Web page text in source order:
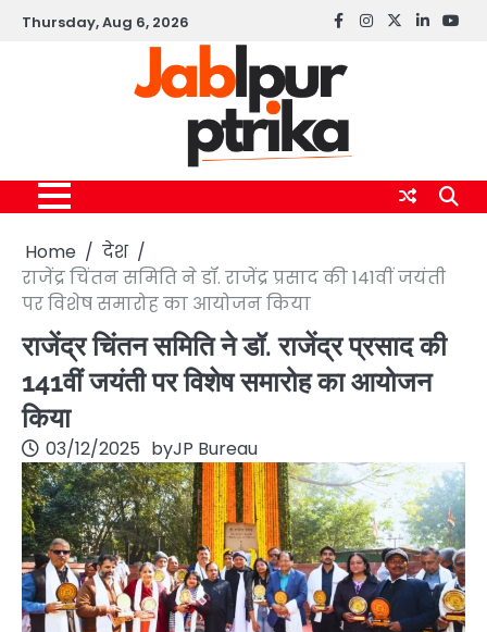
SkipThursday, Aug 6, 2026 Facebook
instagram
twitterlinkedin
Home
देश
राजेंद्र चिंतन समिति ने डॉ. राजेंद्र प्रसाद की 141वीं जयंती
पर विशेष समारोह का आयोजन किया
राजेंद्र चिंतन समिति ने डॉ. राजेंद्र प्रसाद की
141वीं जयंती पर विशेष समारोह का आयोजन
किया
03/12/2025 byJP Bureau